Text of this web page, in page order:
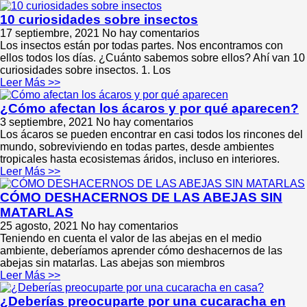
10 curiosidades sobre insectos
17 septiembre, 2021 No hay comentarios
Los insectos están por todas partes. Nos encontramos con
ellos todos los días. ¿Cuánto sabemos sobre ellos? Ahí van 10
curiosidades sobre insectos. 1. Los
Leer Más >>
¿Cómo afectan los ácaros y por qué aparecen?
3 septiembre, 2021 No hay comentarios
Los ácaros se pueden encontrar en casi todos los rincones del
mundo, sobreviviendo en todas partes, desde ambientes
tropicales hasta ecosistemas áridos, incluso en interiores.
Leer Más >>
CÓMO DESHACERNOS DE LAS ABEJAS SIN
MATARLAS
25 agosto, 2021 No hay comentarios
Teniendo en cuenta el valor de las abejas en el medio
ambiente, deberíamos aprender cómo deshacernos de las
abejas sin matarlas. Las abejas son miembros
Leer Más >>
¿Deberías preocuparte por una cucaracha en